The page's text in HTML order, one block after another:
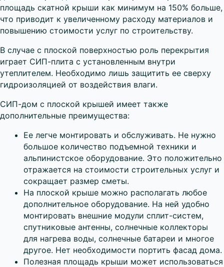
площадь скатной крыши как минимум на 150% больше,
что приводит к увеличенному расходу материалов и
повышению стоимости услуг по строительству.
В случае с плоской поверхностью роль перекрытия
играет СИП-плита с установленным внутри
утеплителем. Необходимо лишь защитить ее сверху
гидроизоляцией от воздействия влаги.
СИП-дом с плоской крышей имеет также
дополнительные преимущества:
Ее легче монтировать и обслуживать. Не нужно
большое количество подъемной техники и
альпинистское оборудование. Это положительно
отражается на стоимости строительных услуг и
сокращает размер сметы.
На плоской крыше можно располагать любое
дополнительное оборудование. На ней удобно
монтировать внешние модули сплит-систем,
спутниковые антенны, солнечные коллекторы
для нагрева воды, солнечные батареи и многое
другое. Нет необходимости портить фасад дома.
Полезная площадь крыши может использоваться